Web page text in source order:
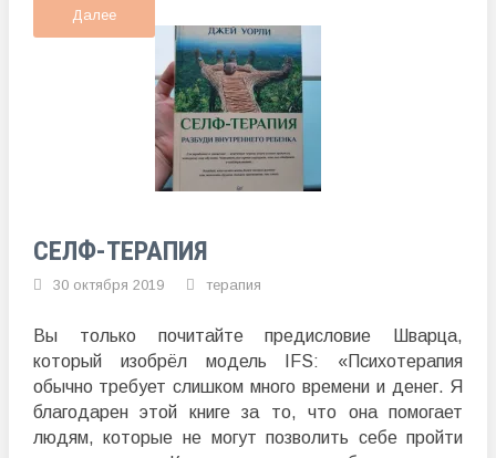
Далее
СЕЛФ-ТЕРАПИЯ
30 октября 2019 терапия
Вы только почитайте предисловие Шварца,
который изобрёл модель IFS: «Психотерапия
обычно требует слишком много времени и денег. Я
благодарен этой книге за то, что она помогает
людям, которые не могут позволить себе пройти